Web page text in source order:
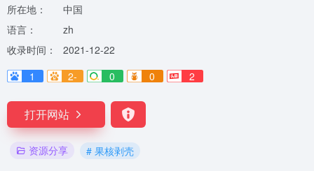
所在地：
中国
语言：
zh
收录时间：
2021-12-22
1
2- 0 0 2
打开网站
资源分享 # 果核剥壳